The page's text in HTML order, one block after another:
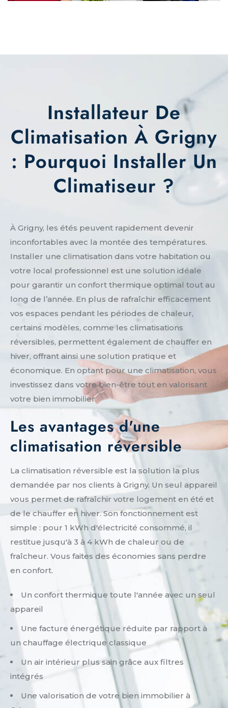
Installateur De
Climatisation À Grigny
: Pourquoi Installer Un
Climatiseur ?
À Grigny, les étés peuvent rapidement devenir
inconfortables avec la montée des températures.
Installer une climatisation dans votre habitation ou
votre local professionnel est une solution idéale
pour garantir un confort thermique optimal tout au
long de l’année. En plus de rafraîchir efficacement
vos espaces pendant les périodes de chaleur,
certains modèles, comme les climatisations
réversibles, permettent également de chauffer en
hiver, offrant ainsi une solution pratique et
économique. En optant pour une climatisation, vous
investissez dans votre bien-être tout en valorisant
votre bien immobilier.
Les avantages d'une
climatisation réversible
La climatisation réversible est la solution la plus
demandée par nos clients à Grigny. Un seul appareil
vous permet de rafraîchir votre logement en été et
de le chauffer en hiver. Son fonctionnement est
simple : pour 1 kWh d'électricité consommé, il
restitue jusqu'à 3 à 4 kWh de chaleur ou de
fraîcheur. Vous faites des économies sans perdre
en confort.
Un confort thermique toute l'année avec un seul
appareil
Une facture énergétique réduite par rapport à
un chauffage électrique classique
Un air intérieur plus sain grâce aux filtres
intégrés
Une valorisation de votre bien immobilier à